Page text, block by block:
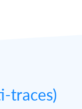
traces)